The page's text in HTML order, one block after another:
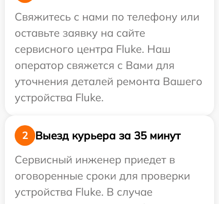
Свяжитесь с нами по телефону или
оставьте заявку на сайте
сервисного центра Fluke. Наш
оператор свяжется с Вами для
уточнения деталей ремонта Вашего
устройства Fluke.
2
Выезд курьера за 35 минут
Сервисный инженер приедет в
оговоренные сроки для проверки
устройства Fluke. В случае